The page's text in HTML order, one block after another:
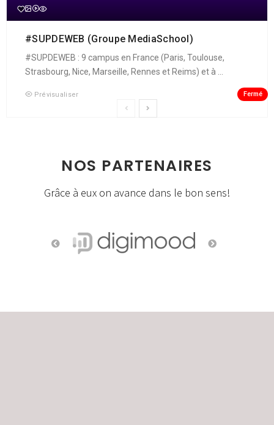
#SUPDEWEB (Groupe MediaSchool)
#SUPDEWEB : 9 campus en France (Paris, Toulouse,
Strasbourg, Nice, Marseille, Rennes et Reims) et à ...
Prévisualiser Fermé
NOS PARTENAIRES
Grâce à eux on avance dans le bon sens!